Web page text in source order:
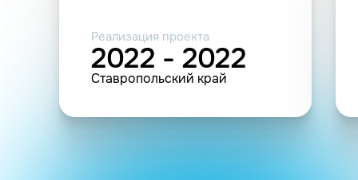
Реализация проекта
2022 - 2022
Ставропольский край